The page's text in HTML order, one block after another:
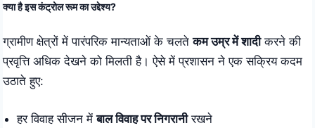
क्या है इस कंट्रोल रूम का उद्देश्य?
ग्रामीण क्षेत्रों में पारंपरिक मान्यताओं के चलतेकम उम्र में शादीकरने की
प्रवृत्ति अधिक देखने को मिलती है। ऐसे में प्रशासन ने एक सक्रिय कदम
उठाते हुए:
हर विवाह सीजन मेंबाल विवाह पर निगरानीरखने